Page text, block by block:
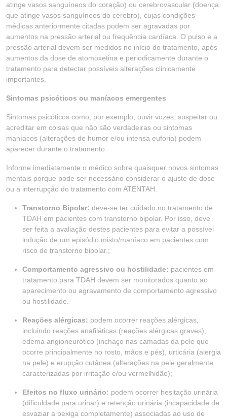
atinge vasos sanguíneos do coração) ou cerebrovascular (doença
que atinge vasos sanguíneos do cérebro), cujas condições
médicas anteriormente citadas podem ser agravadas por
aumentos na pressão arterial ou frequência cardíaca. O pulso e a
pressão arterial devem ser medidos no início do tratamento, após
aumentos da dose de atomoxetina e periodicamente durante o
tratamento para detectar possíveis alterações clinicamente
importantes.
Sintomas psicóticos ou maníacos emergentes
Sintomas psicóticos como, por exemplo, ouvir vozes, suspeitar ou
acreditar em coisas que não são verdadeiras ou sintomas
maníacos (alterações de humor e/ou intensa euforia) podem
aparecer durante o tratamento.
Informe imediatamente o médico sobre quaisquer novos sintomas
mentais porque pode ser necessário considerar o ajuste de dose
ou a interrupção do tratamento com ATENTAH.
Transtorno Bipolar: deve-se ter cuidado no tratamento de
TDAH em pacientes com transtorno bipolar. Por isso, deve
ser feita a avaliação destes pacientes para evitar a possível
indução de um episódio misto/maníaco em pacientes com
risco de transtorno bipolar.;
Comportamento agressivo ou hostilidade: pacientes em
tratamento para TDAH devem ser monitorados quanto ao
aparecimento ou agravamento de comportamento agressivo
ou hostilidade.
Reações alérgicas: podem ocorrer reações alérgicas,
incluindo reações anafiláticas (reações alérgicas graves),
edema angioneurótico (inchaço nas camadas da pele que
ocorre principalmente no rosto, mãos e pés), urticária (alergia
na pele) e erupção cutânea (alterações na pele geralmente
caracterizadas por irritação e/ou vermelhidão);
Efeitos no fluxo urinário: podem ocorrer hesitação urinária
(dificuldade para urinar) e retenção urinária (incapacidade de
esvaziar a bexiga completamente) associadas ao uso de